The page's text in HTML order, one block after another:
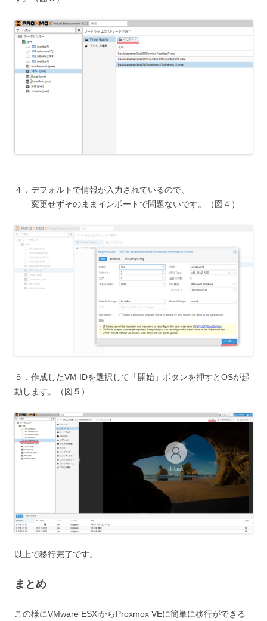
４．デフォルトで情報が入力されているので、
変更せずそのままインポートで問題ないです。（図４）
５．作成したVM IDを選択して「開始」ボタンを押すとOSが起
動します。（図５）
以上で移行完了です。
まとめ
この様にVMware ESXiからProxmox VEに簡単に移行ができる